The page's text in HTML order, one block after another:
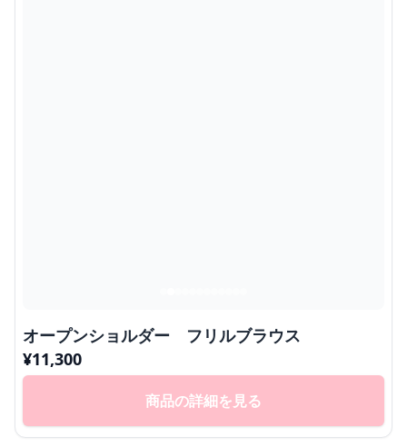
オープンショルダー フリルブラウス
¥11,300
商品の詳細を見る